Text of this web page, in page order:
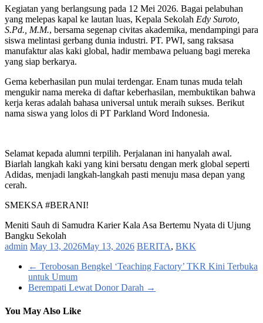
Kegiatan yang berlangsung pada 12 Mei 2026. Bagai pelabuhan
yang melepas kapal ke lautan luas, Kepala Sekolah Edy Suroto,
S.Pd., M.M., bersama segenap civitas akademika, mendampingi para
siswa melintasi gerbang dunia industri. PT. PWI, sang raksasa
manufaktur alas kaki global, hadir membawa peluang bagi mereka
yang siap berkarya.
Gema keberhasilan pun mulai terdengar. Enam tunas muda telah
mengukir nama mereka di daftar keberhasilan, membuktikan bahwa
kerja keras adalah bahasa universal untuk meraih sukses. Berikut
nama siswa yang lolos di PT Parkland Word Indonesia.
Selamat kepada alumni terpilih. Perjalanan ini hanyalah awal.
Biarlah langkah kaki yang kini bersatu dengan merk global seperti
Adidas, menjadi langkah-langkah pasti menuju masa depan yang
cerah.
SMEKSA #BERANI!
Meniti Sauh di Samudra Karier Kala Asa Bertemu Nyata di Ujung
Bangku Sekolah
admin May 13, 2026May 13, 2026 BERITA, BKK
← Terobosan Bengkel ‘Teaching Factory’ TKR Kini Terbuka
untuk Umum
Berempati Lewat Donor Darah →
You May Also Like